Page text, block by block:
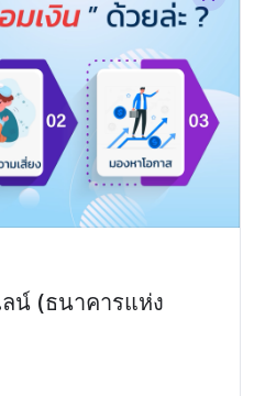
น์ (ธนาคารแห่ง